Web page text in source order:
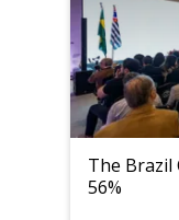
The Brazil
56%